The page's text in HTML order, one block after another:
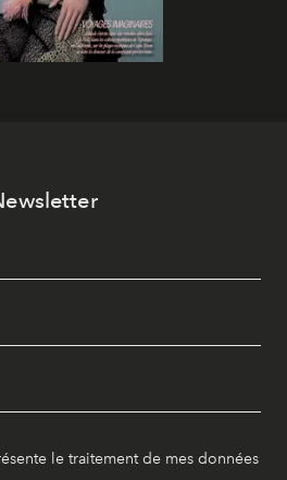
le traitement de mes données